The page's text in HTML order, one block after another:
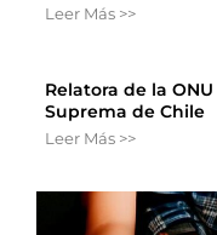
Leer Más >>
Relatora de la
Suprema de Chile
Leer Más >>